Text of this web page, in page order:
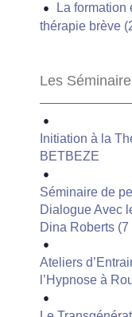
La formation
thérapie brève
Les
Initiation à la
BETBEZE
Séminaire de
Dialogue Avec
Dina Roberts
Ateliers
l’Hypnose à